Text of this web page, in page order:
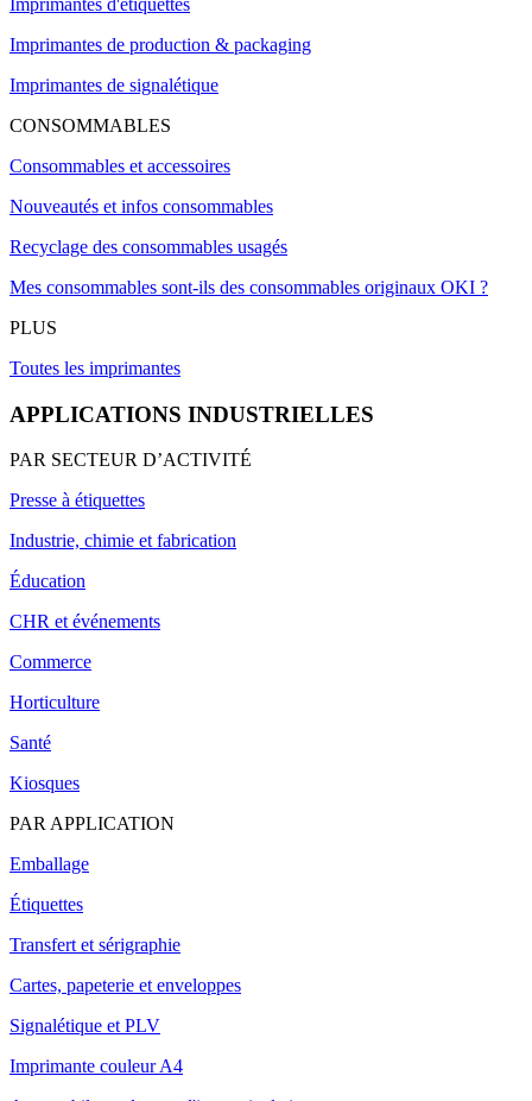
Imprimantes d'étiquettes
Imprimantes de production & packaging
Imprimantes de signalétique
CONSOMMABLES
Consommables et accessoires
Nouveautés et infos consommables
Recyclage des consommables usagés
Mes consommables sont-ils des consommables originaux OKI ?
PLUS
Toutes les imprimantes
APPLICATIONS INDUSTRIELLES
PAR SECTEUR D’ACTIVITÉ
Presse à étiquettes
Industrie, chimie et fabrication
Éducation
CHR et événements
Commerce
Horticulture
Santé
Kiosques
PAR APPLICATION
Emballage
Étiquettes
Transfert et sérigraphie
Cartes, papeterie et enveloppes
Signalétique et PLV
Imprimante couleur A4